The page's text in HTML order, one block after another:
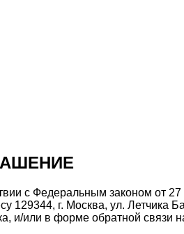
с Федеральным законом
129344, г. Москва, ул. Летчика
и/или в форме обратной связи